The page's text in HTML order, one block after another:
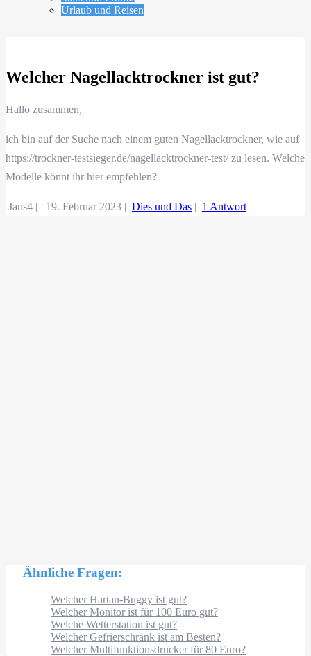
Urlaub und Reisen
Welcher Nagellacktrockner ist gut?
Hallo zusammen,
ich bin auf der Suche nach einem guten Nagellacktrockner, wie auf
https://trockner-testsieger.de/nagellacktrockner-test/ zu lesen. Welche
Modelle könnt ihr hier empfehlen?
Jans4 | 19. Februar 2023 | Dies und Das | 1 Antwort
Ähnliche Fragen:
Welcher Hartan-Buggy ist gut?
Welcher Monitor ist für 100 Euro gut?
Welche Wetterstation ist gut?
Welcher Gefrierschrank ist am Besten?
Welcher Multifunktionsdrucker für 80 Euro?